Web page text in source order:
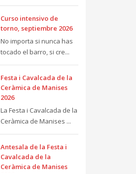
Curso intensivo de
torno, septiembre 2026
No importa si nunca has
tocado el barro, si cre...
Festa i Cavalcada de la
Ceràmica de Manises
2026
La Festa i Cavalcada de la
Ceràmica de Manises ...
Antesala de la Festa i
Cavalcada de la
Ceràmica de Manises